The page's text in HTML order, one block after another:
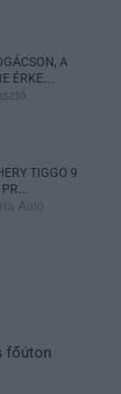
A
ÉRKE...
TIGGO 9
Autó
főúton